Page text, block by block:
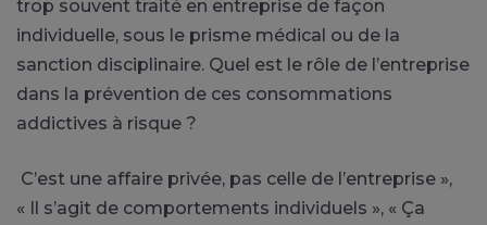
trop souvent traité en entreprise de façon
individuelle, sous le prisme médical ou de la
sanction disciplinaire. Quel est le rôle de l’entreprise
dans la prévention de ces consommations
addictives à risque ?
C’est une affaire privée, pas celle de l’entreprise »,
« Il s’agit de comportements individuels », « Ça